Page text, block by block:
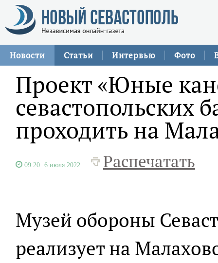
Новости Статьи Интервью Фото
Проект «Юные
севастопольских
проходить на
09:20 6 июля 2022 Распечатать
Музей обороны
реализует на